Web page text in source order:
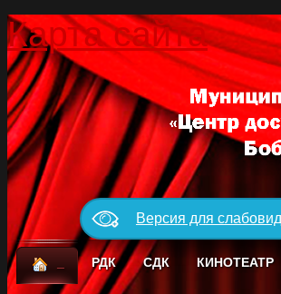
Карта сайта
Версия для
РДК СДК КИНОТЕАТР